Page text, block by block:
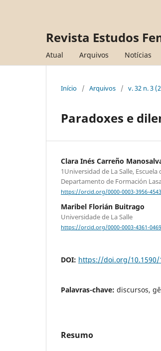
Revista Estudos
Atual Arquivos Notícias
Início / Arquivos / v. 32 n. 3
Paradoxes e
Clara Inés Carreño
1Universidad de La Salle,
Departamento de Formación
https://orcid.org/0000-0003-3956-4543
Maribel Florián Buitrago
Universidade de La Salle
https://orcid.org/0000-0003-4361-0469
DOI: https://doi.org/10.1590/
Palavras-chave: discursos,
Resumo